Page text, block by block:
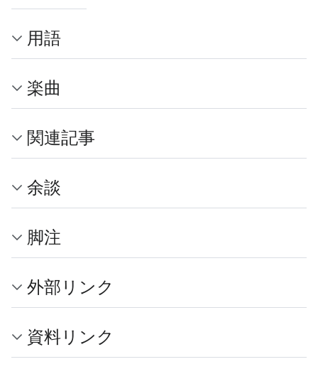
用語
楽曲
関連記事
余談
脚注
外部リンク
資料リンク